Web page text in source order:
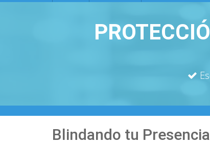
Blindando tu